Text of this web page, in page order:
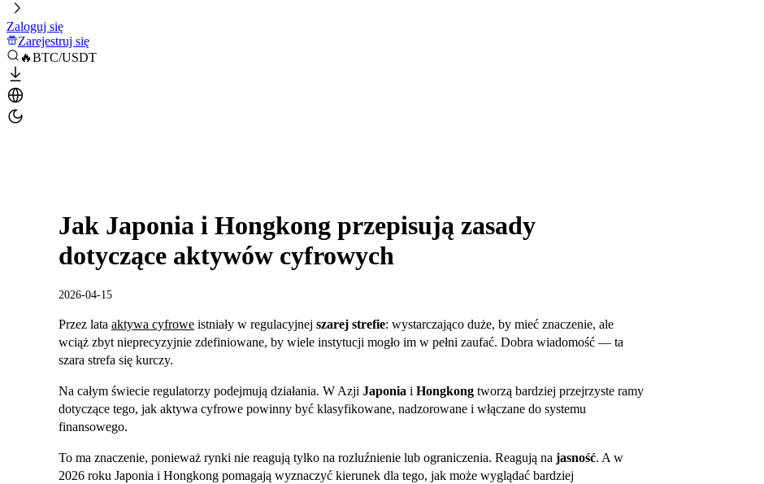
Zaloguj się
Zarejestruj się
🔥BTC/USDT
Jak Japonia i Hongkong przepisują zasady
dotyczące aktywów cyfrowych
2026-04-15
Przez lata aktywa cyfrowe istniały w regulacyjnej szarej strefie: wystarczająco duże, by mieć znaczenie, ale
wciąż zbyt nieprecyzyjnie zdefiniowane, by wiele instytucji mogło im w pełni zaufać. Dobra wiadomość — ta
szara strefa się kurczy.
Na całym świecie regulatorzy podejmują działania. W Azji Japonia i Hongkong tworzą bardziej przejrzyste ramy
dotyczące tego, jak aktywa cyfrowe powinny być klasyfikowane, nadzorowane i włączane do systemu
finansowego.
To ma znaczenie, ponieważ rynki nie reagują tylko na rozluźnienie lub ograniczenia. Reagują na jasność. A w
2026 roku Japonia i Hongkong pomagają wyznaczyć kierunek dla tego, jak może wyglądać bardziej